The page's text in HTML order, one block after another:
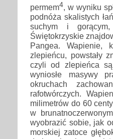
permem4, w wyniku
podnóża skalistych
suchym i
Świętokrzyskie
Pangea. Wapienie,
zlepieńcu, powstały
czyli od zlepieńca
wyniosłe masywy
okruchach
rafotwórczych.
milimetrów do 60
w
wyobrazić sobie, jak
morskiej zatoce